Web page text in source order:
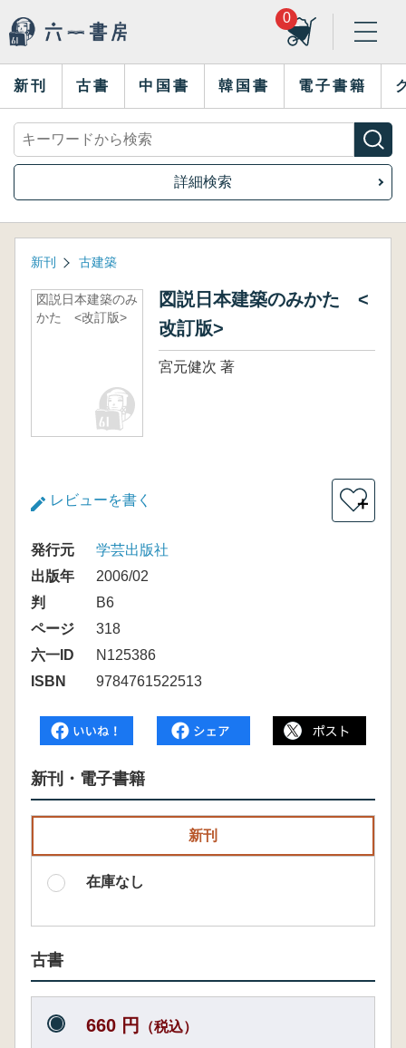
0
新刊 古書 中国書 韓国書 電子書籍
詳細検索
新刊 古建築
図説日本建築のみ
かた <改訂版>
図説日本建築のみかた <
改訂版>
宮元健次 著
レビューを書く ＋
発行元
学芸出版社
出版年
2006/02
判
B6
ページ
318
六一ID
N125386
ISBN
9784761522513
新刊・電子書籍
新刊
在庫なし
古書
660 円 （税込）